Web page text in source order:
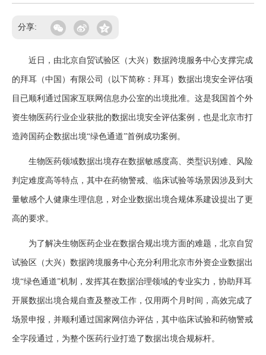
分享:
近日，由北京自贸试验区（大兴）数据跨境服务中心支撑完成
的拜耳（中国）有限公司（以下简称：拜耳）数据出境安全评估项
目已顺利通过国家互联网信息办公室的出境批准。这是我国首个外
资生物医药行业企业获批的数据出境安全评估案例，也是北京市打
造跨国药企数据出境“绿色通道”首例成功案例。
生物医药领域数据出境存在数据敏感度高、类型识别难、风险
判定难度高等特点，其中在药物警戒、临床试验等场景因涉及到大
量敏感个人健康生理信息，对企业数据出境合规体系建设提出了更
高的要求。
为了解决生物医药企业在数据合规出境方面的难题，北京自贸
试验区（大兴）数据跨境服务中心充分利用北京市外资企业数据出
境“绿色通道”机制，发挥其在数据治理领域的专业实力，协助拜耳
开展数据出境合规自查及整改工作，仅用两个月时间，高效完成了
场景申报，并顺利通过国家网信办评估，其中临床试验和药物警戒
全字段通过，为整个医药行业打造了数据出境合规标杆。